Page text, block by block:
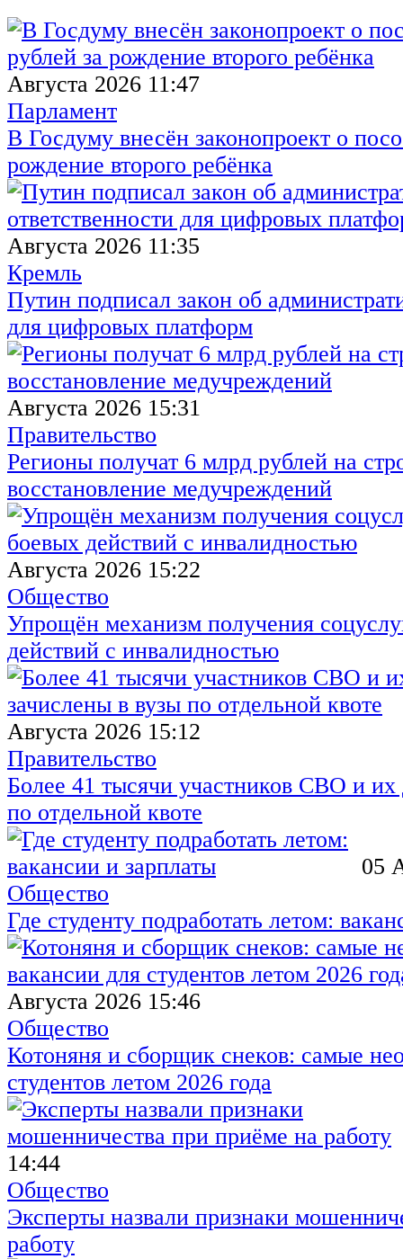
Августа 2026 11:47
Парламент
В Госдуму внесён законопроект о
рождение второго ребёнка
Августа 2026 11:35
Кремль
Путин подписал закон об
для цифровых платформ
Августа 2026 15:31
Правительство
Регионы получат 6 млрд рублей на
восстановление медучреждений
Августа 2026 15:22
Общество
Упрощён механизм получения
действий с инвалидностью
Августа 2026 15:12
Правительство
Более 41 тысячи участников СВО и их
по отдельной квоте
05
Общество
Где студенту подработать летом:
Августа 2026 15:46
Общество
Котоняня и сборщик снеков: самые
студентов летом 2026 года
14:44
Общество
Эксперты назвали признаки
работу